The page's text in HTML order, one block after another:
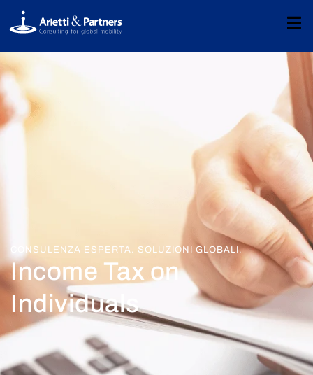
CONSULENZA ESPERTA. SOLUZIONI GLOBALI.
Income Tax on
Individuals